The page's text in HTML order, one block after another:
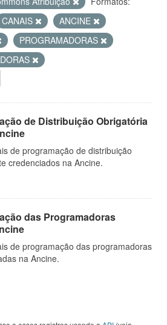
CANAIS
ANCINE
PROGRAMADORAS
de Distribuição Obrigatória
de programação de distribuição
credenciados na Ancine.
das Programadoras
de programação das programadoras
na Ancine.